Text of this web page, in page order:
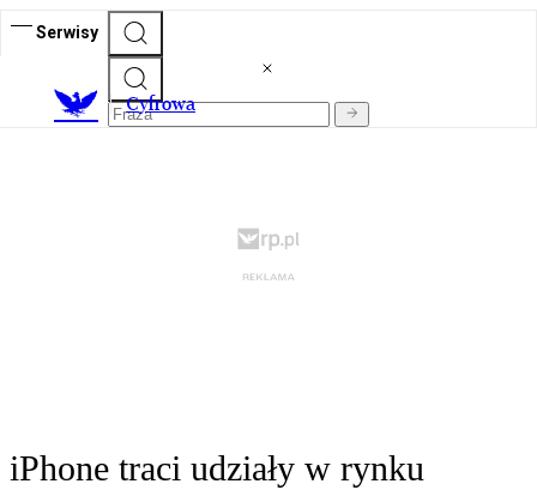
Serwisy
Cyfrowa
iPhone traci udziały w rynku